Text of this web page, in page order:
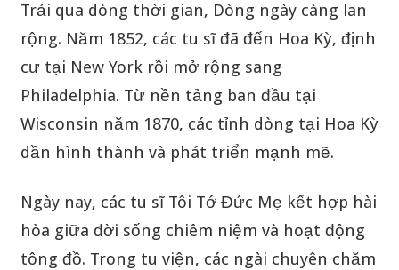
Trải qua dòng thời gian, Dòng ngày càng lan
rộng. Năm 1852, các tu sĩ đã đến Hoa Kỳ, định
cư tại New York rồi mở rộng sang
Philadelphia. Từ nền tảng ban đầu tại
Wisconsin năm 1870, các tỉnh dòng tại Hoa Kỳ
dần hình thành và phát triển mạnh mẽ.
Ngày nay, các tu sĩ Tôi Tớ Đức Mẹ kết hợp hài
hòa giữa đời sống chiêm niệm và hoạt động
tông đồ. Trong tu viện, các ngài chuyên chăm